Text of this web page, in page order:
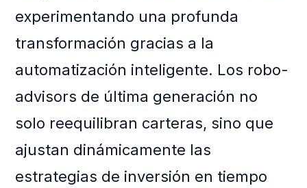
experimentando una profunda
transformación gracias a la
automatización inteligente. Los robo-
advisors de última generación no
solo reequilibran carteras, sino que
ajustan dinámicamente las
estrategias de inversión en tiempo